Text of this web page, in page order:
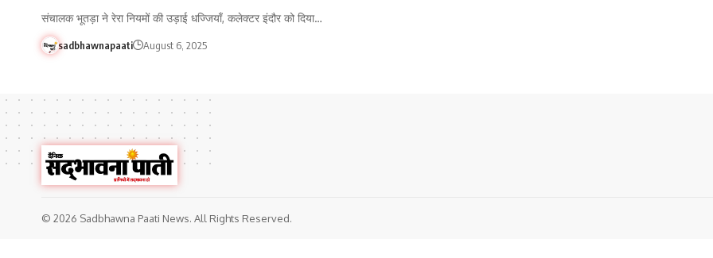
संचालक भूतड़ा ने रेरा नियमों की उड़ाई धज्जियाँ, कलेक्टर इंदौर को दिया…
sadbhawnapaati August 6, 2025
© 2026 Sadbhawna Paati News. All Rights Reserved.